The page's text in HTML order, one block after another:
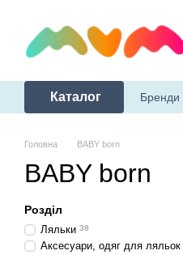
Каталог Бренди
Головна BABY born
BABY born
Розділ
Ляльки 38
Аксесуари, одяг для ляльок